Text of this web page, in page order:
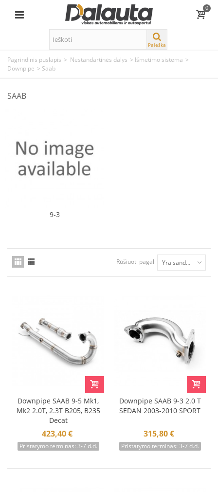
0
Paieška
Pagrindinis puslapis > Nestandartinės dalys > Išmetimo sistema >
Downpipe > Saab
SAAB
9-3
Rūšiuoti pagal Yra sandėlyje
Downpipe SAAB 9-5 Mk1,
Mk2 2.0T, 2.3T B205, B235
Decat
423,40 €
Pristatymo terminas: 3-7 d.d.
Downpipe SAAB 9-3 2.0 T
SEDAN 2003-2010 SPORT
315,80 €
Pristatymo terminas: 3-7 d.d.